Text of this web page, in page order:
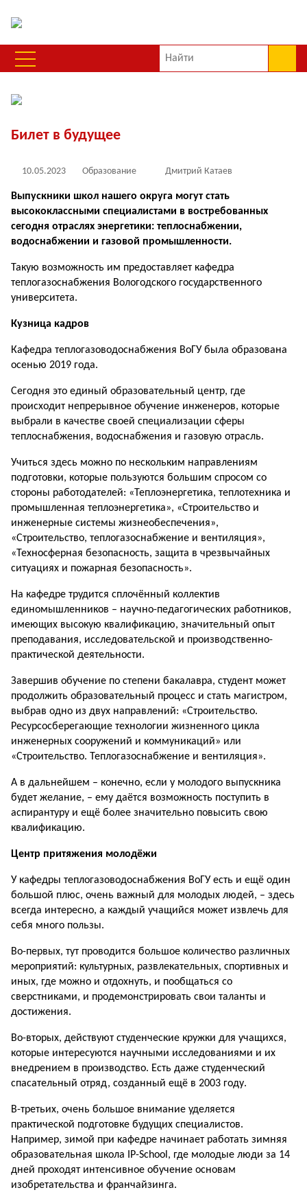
Билет в будущее
10.05.2023 Образование Дмитрий Катаев
Выпускники школ нашего округа могут стать
высококлассными специалистами в востребованных
сегодня отраслях энергетики: теплоснабжении,
водоснабжении и газовой промышленности.
Такую возможность им предоставляет кафедра
теплогазоснабжения Вологодского государственного
университета.
Кузница кадров
Кафедра теплогазоводоснабжения ВоГУ была образована
осенью 2019 года.
Сегодня это единый образовательный центр, где
происходит непрерывное обучение инженеров, которые
выбрали в качестве своей специализации сферы
теплоснабжения, водоснабжения и газовую отрасль.
Учиться здесь можно по нескольким направлениям
подготовки, которые пользуются большим спросом со
стороны работодателей: «Теплоэнергетика, теплотехника и
промышленная теплоэнергетика», «Строительство и
инженерные системы жизнеобеспечения»,
«Строительство, теплогазоснабжение и вентиляция»,
«Техносферная безопасность, защита в чрезвычайных
ситуациях и пожарная безопасность».
На кафедре трудится сплочённый коллектив
единомышленников – научно-педагогических работников,
имеющих высокую квалификацию, значительный опыт
преподавания, исследовательской и производственно-
практической деятельности.
Завершив обучение по степени бакалавра, студент может
продолжить образовательный процесс и стать магистром,
выбрав одно из двух направлений: «Строи­тельство.
Ресурсосберегающие технологии жизненного цикла
инженерных сооружений и коммуникаций» или
«Строительство. Теплогазоснабжение и вентиляция».
А в дальнейшем – конечно, если у молодого выпускника
будет желание, – ему даётся возможность поступить в
аспирантуру и ещё более значительно повысить свою
квалификацию.
Центр притяжения молодёжи
У кафедры теплогазоводоснабжения ВоГУ есть и ещё один
большой плюс, очень важный для молодых людей, – здесь
всегда интересно, а каждый учащийся может извлечь для
себя много пользы.
Во-первых, тут проводится большое количество различных
мероприятий: культурных, развлекательных, спортивных и
иных, где можно и отдохнуть, и пообщаться со
сверстниками, и продемонстрировать свои таланты и
достижения.
Во-вторых, действуют студенческие кружки для учащихся,
которые интересуются научными исследованиями и их
внедрением в производство. Есть даже студенческий
спасательный отряд, созданный ещё в 2003 году.
В-третьих, очень большое внимание уделяется
практической подготовке будущих специалистов.
Например, зимой при кафедре начинает работать зимняя
образовательная школа IP-School, где молодые люди за 14
дней проходят интенсивное обучение основам
изобретательства и франчайзинга.